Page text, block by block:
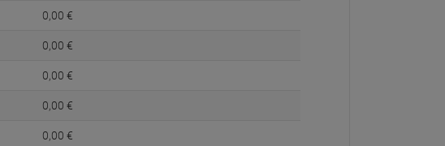
0, 00 €
0, 00 €
0, 00 €
0, 00 €
0, 00 €